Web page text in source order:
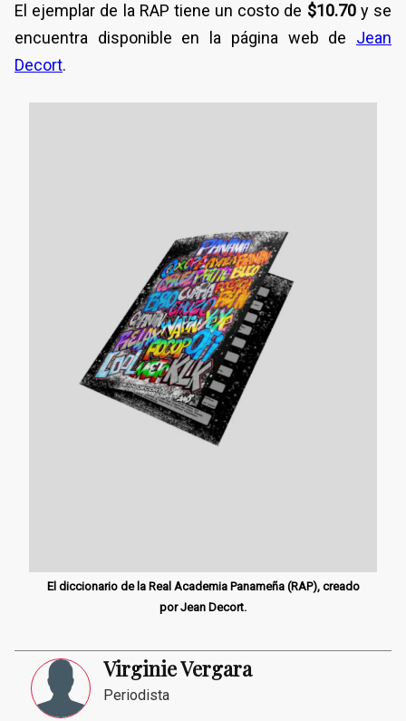
El ejemplar de la RAP tiene un costo de $10.70y se
encuentra disponible en la página web de Jean
Decort.
El diccionario de la Real Academia Panameña (RAP), creado
por Jean Decort.
Virginie Vergara
Periodista